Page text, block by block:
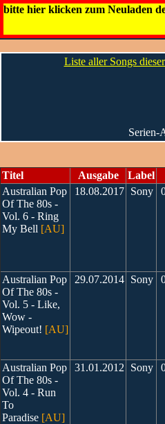
bitte hier klicken zum Neuladen
Australian Pop Of
Liste aller Songs
Serien-
Titel Ausgabe Label
Australian Pop
Of The 80s -
Vol. 6 - Ring
My Bell [AU]
18.08.2017 Sony
Australian Pop
Of The 80s -
Vol. 5 - Like,
Wow -
Wipeout! [AU]
29.07.2014 Sony
Australian Pop
Of The 80s -
Vol. 4 - Run
To
Paradise [AU]
31.01.2012 Sony